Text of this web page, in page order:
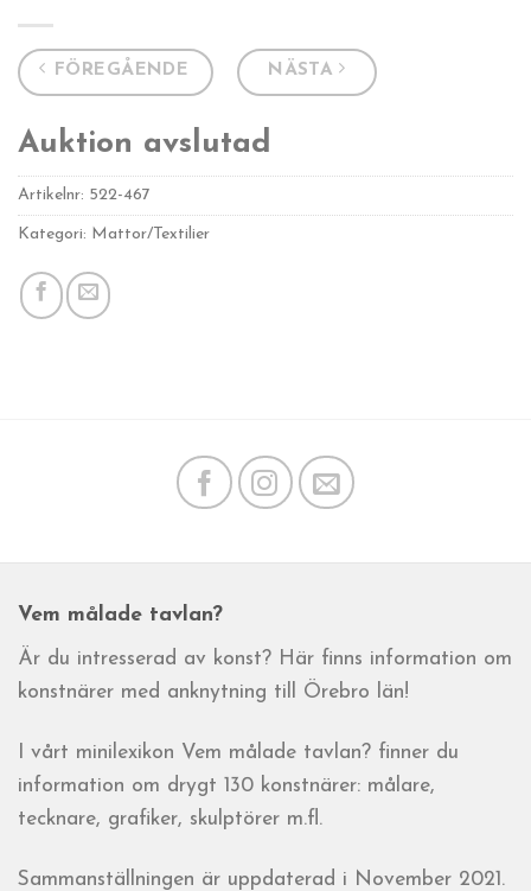
FÖREGÅENDE NÄSTA
Auktion avslutad
Artikelnr: 522-467
Kategori: Mattor/Textilier
Vem målade tavlan?
Är du intresserad av konst? Här finns information om
konstnärer med anknytning till Örebro län!
I vårt minilexikon Vem målade tavlan? finner du
information om drygt 130 konstnärer: målare,
tecknare, grafiker, skulptörer m.fl.
Sammanställningen är uppdaterad i November 2021.